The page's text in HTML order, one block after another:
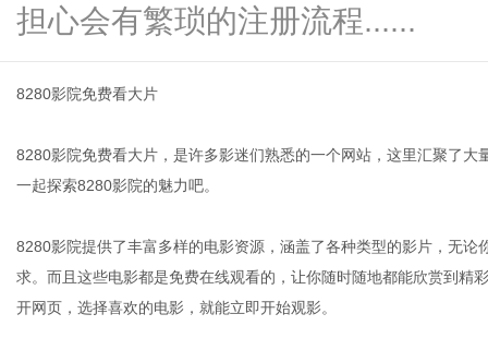
担心会有繁琐的注册流程......
8280影院免费看大片
8280影院免费看大片，是许多影迷们熟悉的一个网站，这里汇聚了
一起探索8280影院的魅力吧。
8280影院提供了丰富多样的电影资源，涵盖了各种类型的影片，无
求。而且这些电影都是免费在线观看的，让你随时随地都能欣赏到精
开网页，选择喜欢的电影，就能立即开始观影。